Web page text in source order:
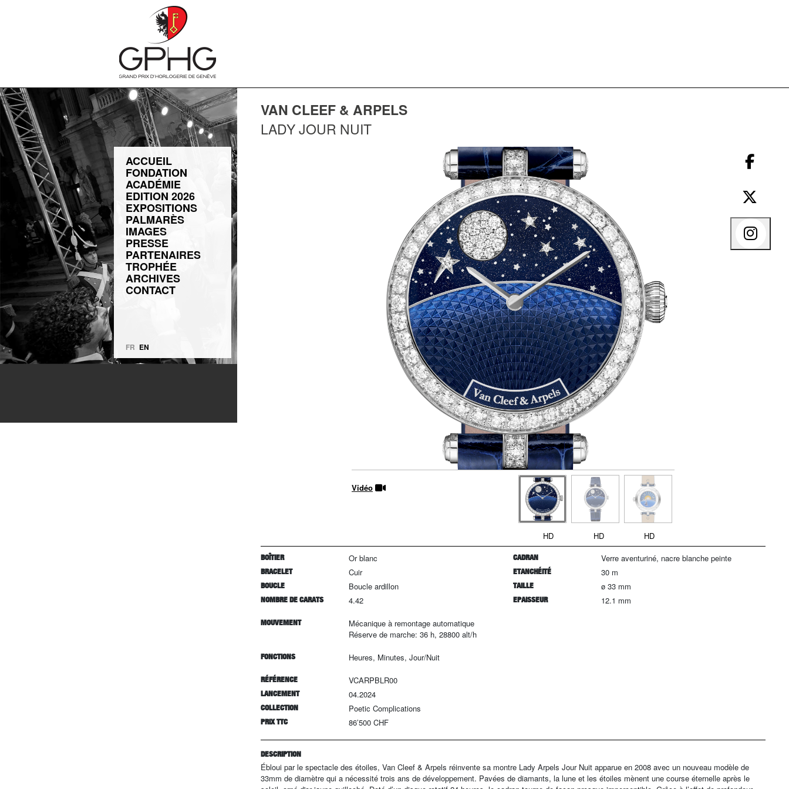
ACCUEIL
FONDATION
ACADÉMIE
EDITION 2026
EXPOSITIONS
PALMARÈS
IMAGES
PRESSE
PARTENAIRES
TROPHÉE
ARCHIVES
CONTACT
FR EN
VAN CLEEF & ARPELS
LADY JOUR NUIT
Vidéo
HD HD HD
BOÎTIER Or blanc
BRACELET Cuir
BOUCLE Boucle ardillon
NOMBRE DE CARATS 4.42
CADRAN Verre aventuriné, nacre blanche peinte
ETANCHÉITÉ 30 m
TAILLE ø 33 mm
EPAISSEUR 12.1 mm
MOUVEMENT
Mécanique à remontage automatique
Réserve de marche: 36 h, 28800 alt/h
FONCTIONS Heures, Minutes, Jour/Nuit
RÉFÉRENCE VCARPBLR00
LANCEMENT 04.2024
COLLECTION Poetic Complications
PRIX TTC 86’500 CHF
DESCRIPTION
Ébloui par le spectacle des étoiles, Van Cleef & Arpels réinvente sa montre Lady Arpels Jour Nuit apparue en 2008 avec un nouveau modèle de
33mm de diamètre qui a nécessité trois ans de développement. Pavées de diamants, la lune et les étoiles mènent une course éternelle après le